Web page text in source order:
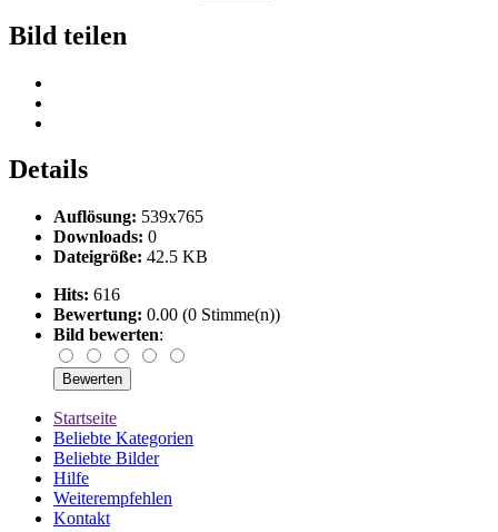
Bild teilen
Details
Auflösung: 539x765
Downloads: 0
Dateigröße: 42.5 KB
Hits: 616
Bewertung: 0.00 (0 Stimme(n))
Bild bewerten:
Startseite
Beliebte Kategorien
Beliebte Bilder
Hilfe
Weiterempfehlen
Kontakt